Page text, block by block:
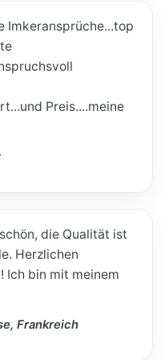
Imkeransprüche...top
Preis....meine
die Qualität ist
Herzlichen
Ich bin mit meinem
Frankreich